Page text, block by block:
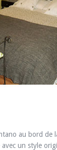
au bord de
avec un style